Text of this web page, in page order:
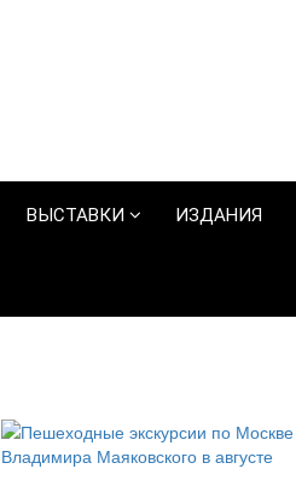
ВЫСТАВКИ ИЗДАНИЯ